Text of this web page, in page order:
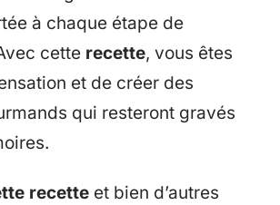
à chaque étape de
cette recette, vous êtes
et de créer des
qui resteront gravés
recette et bien d’autres